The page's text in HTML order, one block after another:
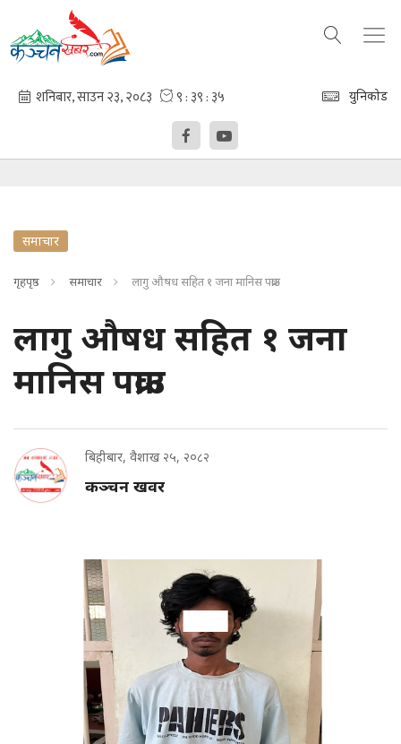
युनिकोड
समाचार
गृहपृष्ठ समाचार लागु औषध सहित १ जना मानिस पक्राउ
लागु औषध सहित १ जना
मानिस पक्राउ
बिहीबार, वैशाख २५, २०८२
कञ्चन खवर